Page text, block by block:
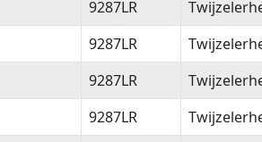
9287LR
9287LR
9287LR
9287LR